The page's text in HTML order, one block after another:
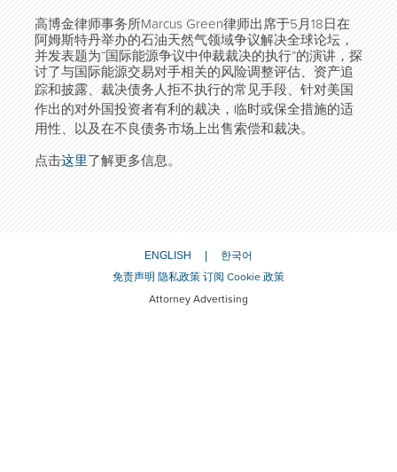
高博金律师事务所Marcus Green律师出席于5月18日在
阿姆斯特丹举办的石油天然气领域争议解决全球论坛，
并发表题为“国际能源争议中仲裁裁决的执行”的演讲 ，探
讨了与国际能源交易对手相关的风险调整评估、资产追
踪和披露、 裁决债务人拒不执行的常见手段、针对美国
作出的对外国投资者有利的裁决，临时或保全措施的适
用性、以及在不良债务市场上出售索偿和裁决。
点击这里了解更多信息。
ENGLISH
한국어
免责声明 隐私政策 订阅 Cookie 政策
Attorney Advertising